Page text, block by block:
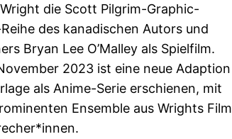
die Scott Pilgrim-Graphic-
des kanadischen Autors und
Bryan Lee O’Malley als Spielfilm.
2023 ist eine neue Adaption
als Anime-Serie erschienen, mit
Ensemble aus Wrights Film